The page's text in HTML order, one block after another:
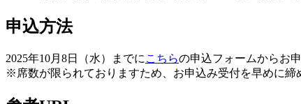
申込方法
2025年10月8日（水）までに こちらの申込フォームからお
※席数が限られておりますため、お申込み受付を早めに締